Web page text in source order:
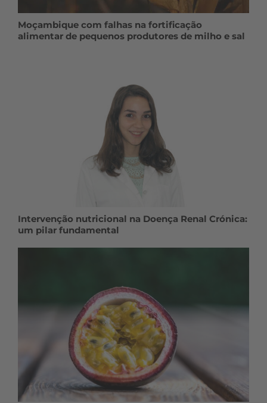
Moçambique com falhas na fortificação
alimentar de pequenos produtores de milho e sal
Intervenção nutricional na Doença Renal Crónica:
um pilar fundamental